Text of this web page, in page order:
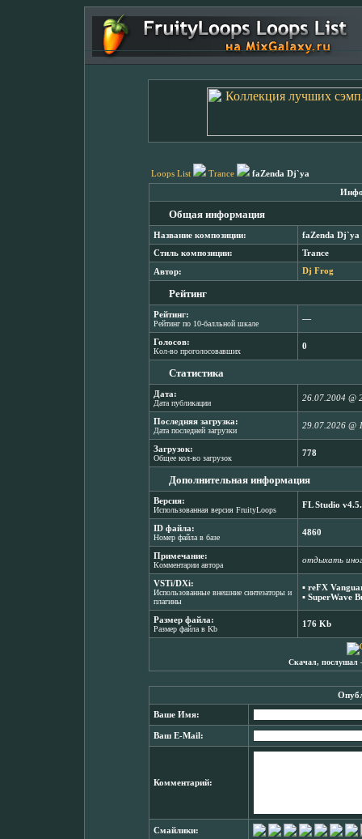
Loops List Trance faZenda Dj`ya
Общая информация
Название композиции: faZenda Dj`ya
Стиль композиции: Trance
Автор: Dj Frog
Рейтинг
Рейтинг:
Рейтинг по 10-балльной шкале
―
Голосов:
Кол-во проголосовавших
0
Статистика
Дата:
Дата публикации
26.07.2004 @
Последняя загрузка:
Дата последней загрузки
29.07.2026 @
Загрузок:
Общее кол-во загрузок
778
Дополнительная информация
Версия:
Использованная версия FruityLoops
FL Studio
ID файла:
Номер файла в базе
4860
Примечание:
Комментарии автора
отдыхать
VSTi/DXi:
Использованные внешние синтезаторы и
плагины
▪ reFX
▪ SuperWave
Размер файла:
Размер файла в Kb
176 Kb
Скачал, послушал
Ваше Имя:
Ваш E-Mail:
Комментарий:
Смайлики: